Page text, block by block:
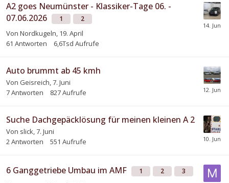
A2 goes Neumünster - Klassiker-Tage 06. -
07.06.2026
1 2
Von Nordkugeln, 19. April
61 Antworten 6,6Tsd Aufrufe
Auto brummt ab 45 kmh
Von Geisreich,7. Juni
7Antworten 827Aufrufe
Suche Dachgepäcklösung für meinen kleinen A 2
Von slick,7. Juni
2Antworten 551 Aufrufe
6 Ganggetriebe Umbau im AMF 1 2 3